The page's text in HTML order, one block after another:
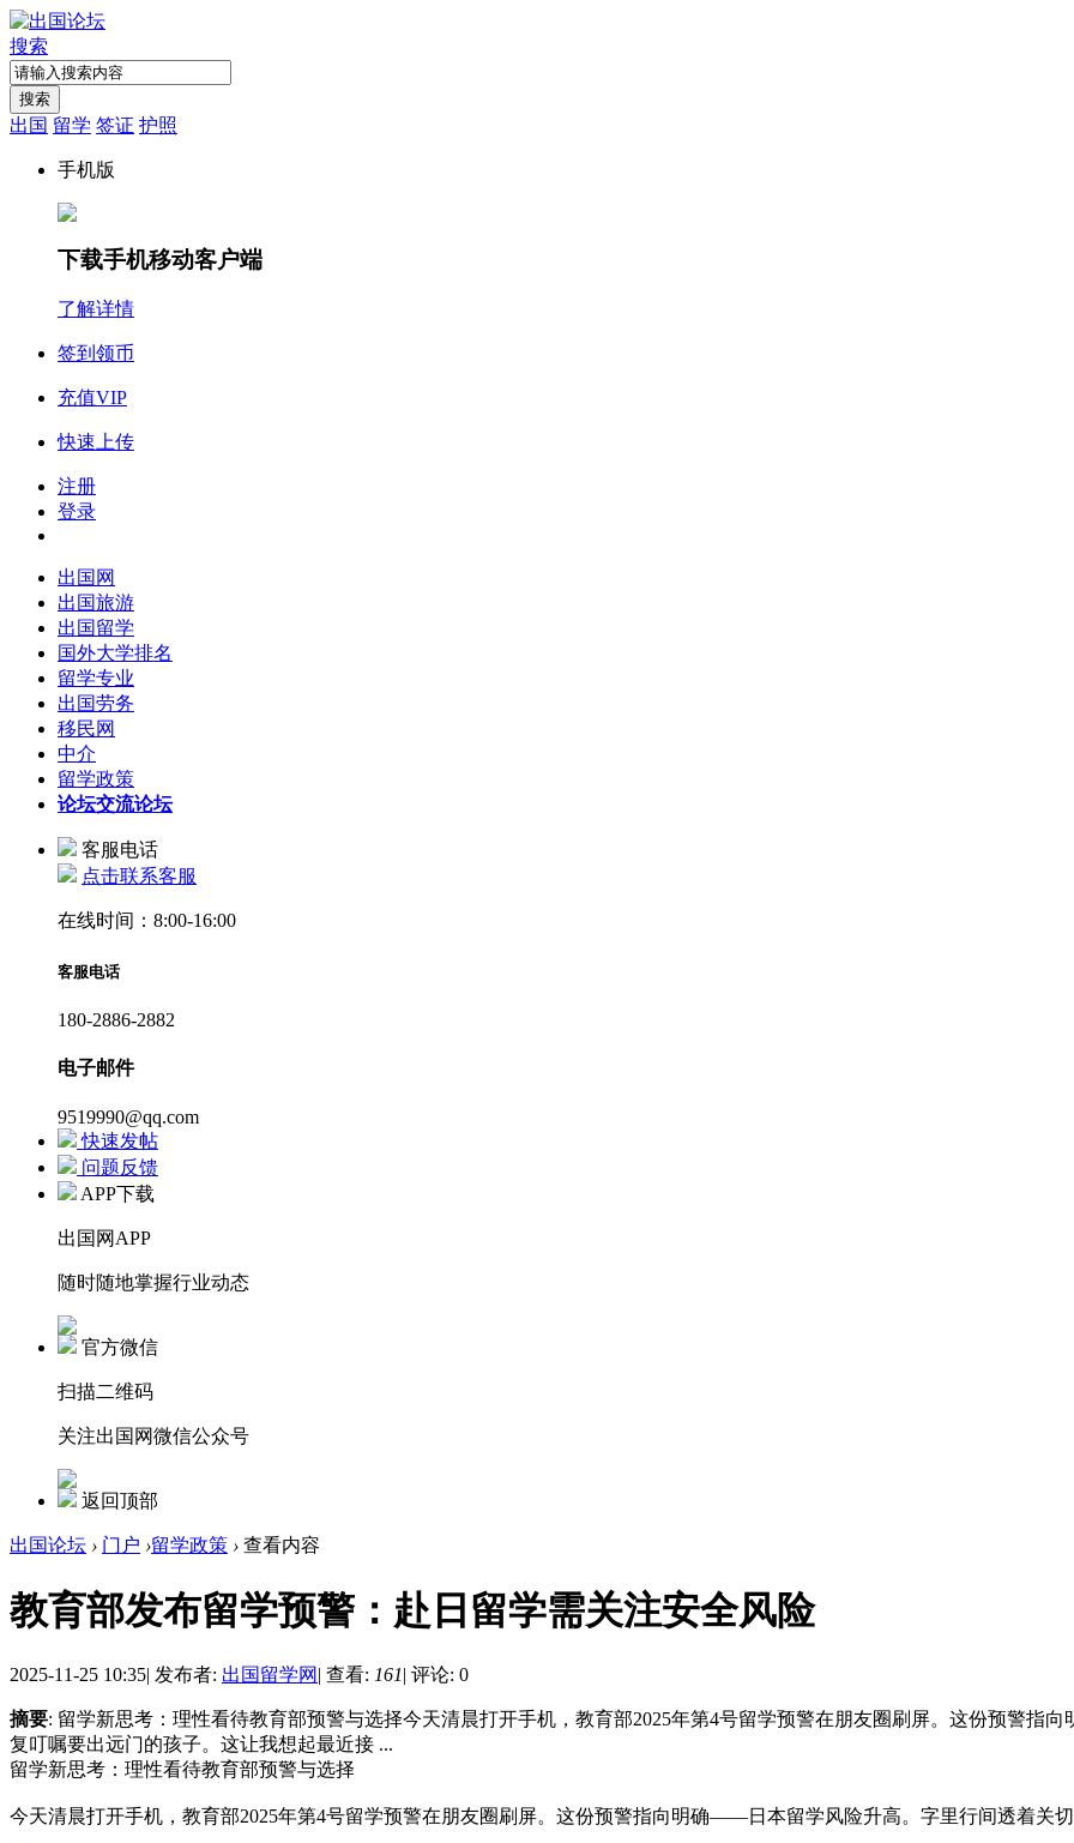
搜索
搜索
出国 留学 签证 护照
手机版
下载手机移动客户端
了解详情
签到领币
充值VIP
快速上传
注册
登录
出国网
出国旅游
出国留学
国外大学排名
留学专业
出国劳务
移民网
中介
留学政策
论坛交流论坛
客服电话
点击联系客服
在线时间：8:00-16:00
客服电话
180-2886-2882
电子邮件
9519990@qq.com
快速发帖
问题反馈
APP下载
出国网APP
随时随地掌握行业动态
官方微信
扫描二维码
关注出国网微信公众号
返回顶部
出国论坛 › 门户 ›留学政策 › 查看内容
教育部发布留学预警：赴日留学需关注安全风险
2025-11-25 10:35| 发布者: 出国留学网 | 查看: 161| 评论: 0
摘要: 留学新思考：理性看待教育部预警与选择今天清晨打开手机，教育部2025年第4号留学预警在朋友圈刷屏。这份预警指
复叮嘱要出远门的孩子。这让我想起最近接 ...
留学新思考：理性看待教育部预警与选择
今天清晨打开手机，教育部2025年第4号留学预警在朋友圈刷屏。这份预警指向明确——日本留学风险升高。字里行间透着关